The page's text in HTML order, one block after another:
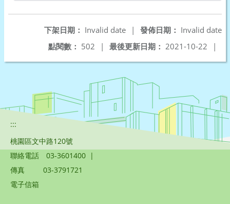
發佈日期： Invalid date
下架日期： Invalid date
|
最後更新日期： 2021-10-22 |
點閱數： 502 |
:::
桃園區文中路120號
聯絡電話
03-3601400 |
傳真
03-3791721
電子信箱